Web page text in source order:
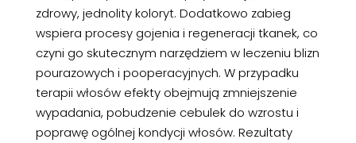
zdrowy, jednolity koloryt. Dodatkowo zabieg
wspiera procesy gojenia i regeneracji tkanek, co
czyni go skutecznym narzędziem w leczeniu blizn
pourazowych i pooperacyjnych. W przypadku
terapii włosów efekty obejmują zmniejszenie
wypadania, pobudzenie cebulek do wzrostu i
poprawę ogólnej kondycji włosów. Rezultaty